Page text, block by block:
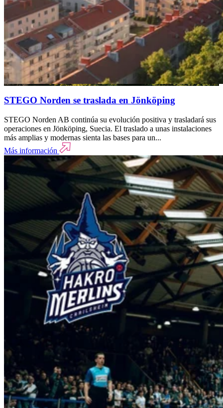
STEGO Norden se traslada en Jönköping
STEGO Norden AB continúa su evolución positiva y trasladará sus
operaciones en Jönköping, Suecia. El traslado a unas instalaciones
más amplias y modernas sienta las bases para un...
Más información